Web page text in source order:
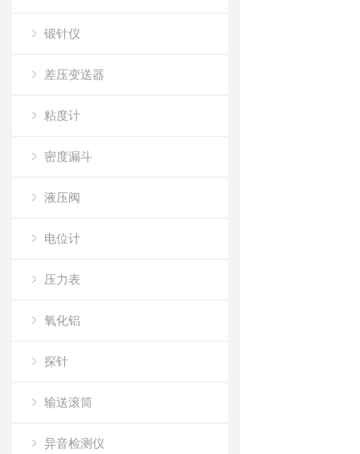
锻针仪
差压变送器
粘度计
密度漏斗
液压阀
电位计
压力表
氧化铝
探针
输送滚筒
异音检测仪